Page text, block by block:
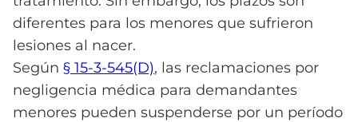
diferentes para los menores que sufrieron
lesiones al nacer.
Según § 15-3-545(D), las reclamaciones por
negligencia médica para demandantes
menores pueden suspenderse por un período